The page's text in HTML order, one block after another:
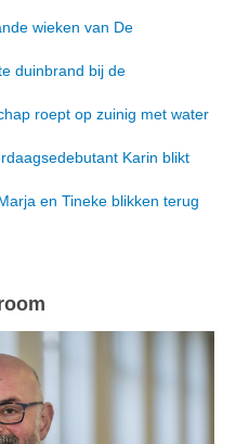
wieken van De
duinbrand bij de
roept op zuinig met water
Karin blikt
en Tineke blikken terug